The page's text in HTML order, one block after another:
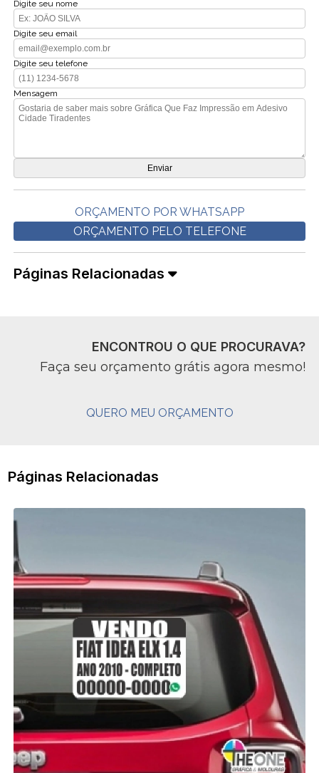
Digite seu nome
Digite seu email
Digite seu telefone
Mensagem
ORÇAMENTO POR WHATSAPP
ORÇAMENTO PELO TELEFONE
Páginas Relacionadas
ENCONTROU O QUE PROCURAVA?
Faça seu orçamento grátis agora mesmo!
QUERO MEU ORÇAMENTO
Páginas Relacionadas